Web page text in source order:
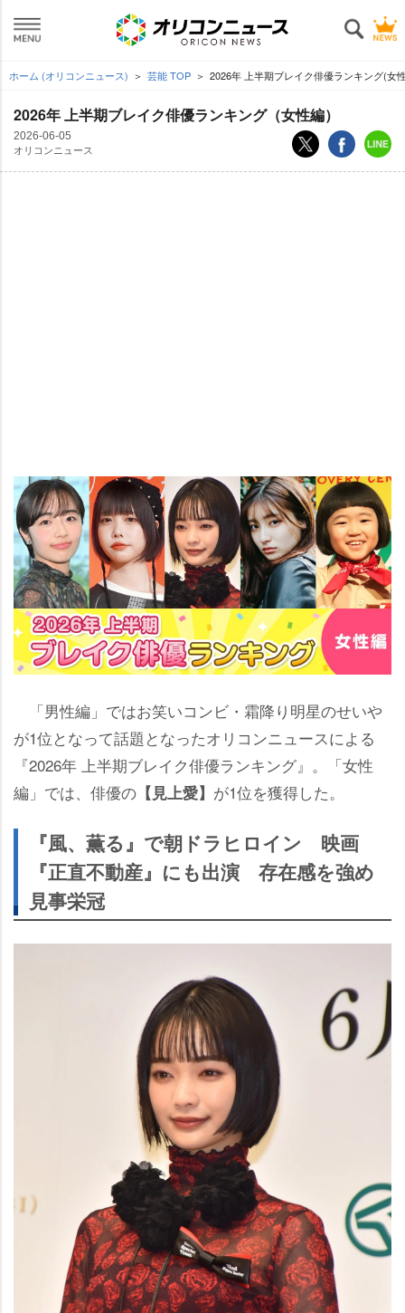
ホーム (オリコンニュース) 芸能 TOP 2026年 上半期ブレイク俳優ランキング(女
2026年 上半期ブレイク俳優ランキング（女性編）
2026-06-05
オリコンニュース
「男性編」ではお笑いコンビ・霜降り明星のせい
が1位となって話題となったオリコンニュースによる
『2026年 上半期ブレイク俳優ランキング』。「女性
編」では、俳優の 【見上愛】 が1位を獲得した。
『風、薫る』で朝ドラヒロイン 映画
『正直不動産』にも出演 存在感を強め
見事栄冠